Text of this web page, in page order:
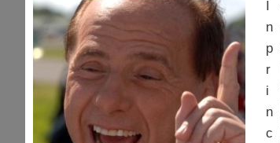
n
p
r
i
n
c